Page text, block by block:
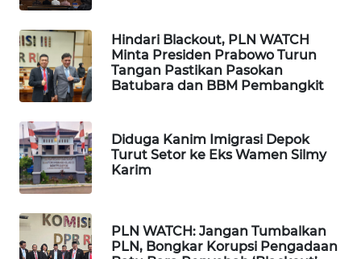
Hindari Blackout, PLN WATCH
Minta Presiden Prabowo Turun
Tangan Pastikan Pasokan
Batubara dan BBM Pembangkit
Diduga Kanim Imigrasi Depok
Turut Setor ke Eks Wamen Silmy
Karim
PLN WATCH: Jangan Tumbalkan
PLN, Bongkar Korupsi Pengadaan
WN DELI
SERDANG
WN
TINGGI
WN
PAKPAK
WN
KARAWANG